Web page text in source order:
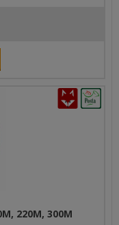
220M, 300M